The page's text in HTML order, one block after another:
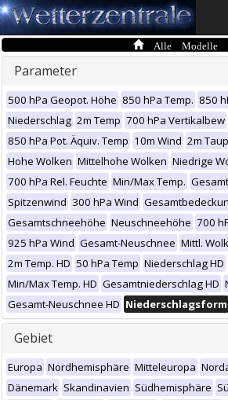
Alle Modelle
Parameter
500 hPa Geopot. Höhe 850 hPa Temp. 850
Niederschlag 2m Temp 700 hPa Vertikalbew
850 hPa Pot. Äquiv. Temp 10m Wind 2m
Hohe Wolken Mittelhohe Wolken Niedrige
700 hPa Rel. Feuchte Min/Max Temp.
Spitzenwind 300 hPa Wind
Gesamtschneehöhe Neuschneehöhe 700
925 hPa Wind Gesamt-Neuschnee Mittl.
2m Temp. HD 50 hPa Temp Niederschlag HD
Min/Max Temp. HD Gesamtniederschlag HD
Gesamt-Neuschnee HD Niederschlagsform
Gebiet
Europa Nordhemisphäre Mitteleuropa
Dänemark Skandinavien Südhemisphäre